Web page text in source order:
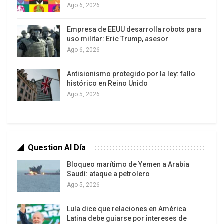
sigue manteniendo el control de las instituciones
fundamentales del Estado. Propuso que el
momento correcto para su regreso a Venezuela
es cuando se logre un acuerdo entre la oposición
y los aliados, lo que permitiría una transición
ordenada y exitosa. Algunos interpretaron que lo
que desea es que la acompañen tropas
Ago 6, 2026
Empresa de EEUU desarrolla robots para
uso militar: Eric Trump, asesor
Ago 6, 2026
Antisionismo protegido por la ley: fallo
histórico en Reino Unido
Ago 5, 2026
Question Al Día
Bloqueo marítimo de Yemen a Arabia
Saudí: ataque a petrolero
Ago 5, 2026
Lula dice que relaciones en América
Latina debe guiarse por intereses de